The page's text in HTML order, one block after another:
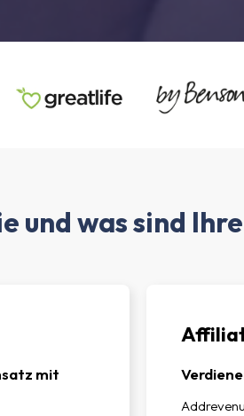
und was sind
mit